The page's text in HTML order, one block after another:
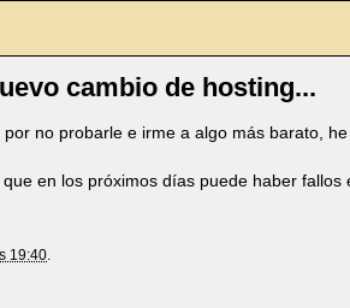
cambio de hosting...
no probarle e irme a algo más barato,
en los próximos días puede haber fallos
19:40